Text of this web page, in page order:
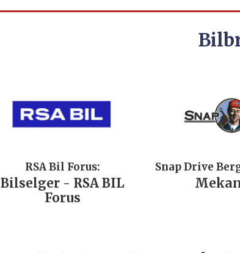
RSA Bil Forus:
Bilselger - RSA BIL
Forus
Snap Drive